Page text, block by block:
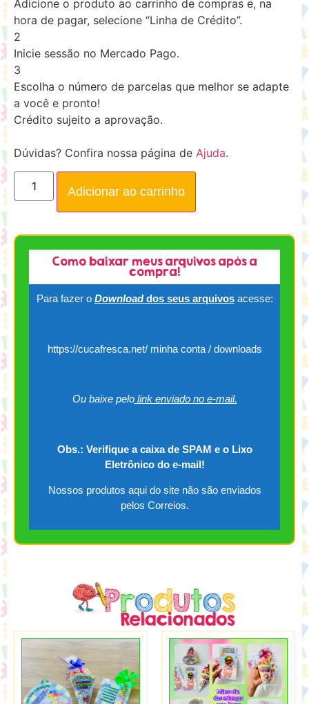
Adicione o produto ao carrinho de compras e, na
hora de pagar, selecione “Linha de Crédito”.
2
Inicie sessão no Mercado Pago.
3
Escolha o número de parcelas que melhor se adapte
a você e pronto!
Crédito sujeito a aprovação.
Dúvidas? Confira nossa página de Ajuda.
Adicionar ao carrinho
Como baixar meus arquivos após a
compra!
Para fazer o Downloaddos seus arquivos acesse:
https://cucafresca.net/ minha conta / downloads
Ou baixe pelolink enviado no e-mail.
Obs.: Verifique a caixa de SPAM e o Lixo
Eletrônico do e-mail!
Nossos produtos aqui do site não são enviados
pelos Correios.